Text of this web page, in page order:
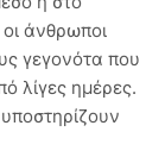
άνθρωποι
γεγονότα που
λίγες ημέρες.